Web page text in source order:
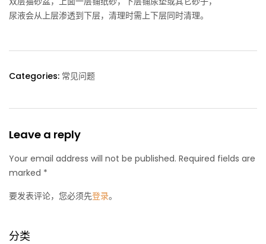
尿液会从上层渗透到下层，清理时需上下层同时清理。
Categories: 常见问题
Leave a reply
Your email address will not be published. Required fields are
marked *
要发表评论，您必须先登录。
分类